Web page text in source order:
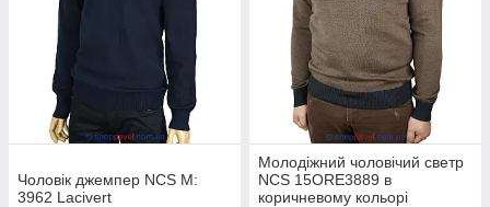
Чоловік джемпер NCS M:
3962 Lacivert
Молодіжний чоловічий светр
NCS 15ORE3889 в
коричневому кольорі